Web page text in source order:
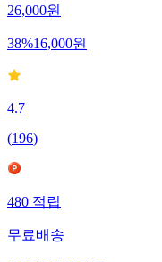
26,000원
38%16,000원
4.7
(196)
480적립
무료배송